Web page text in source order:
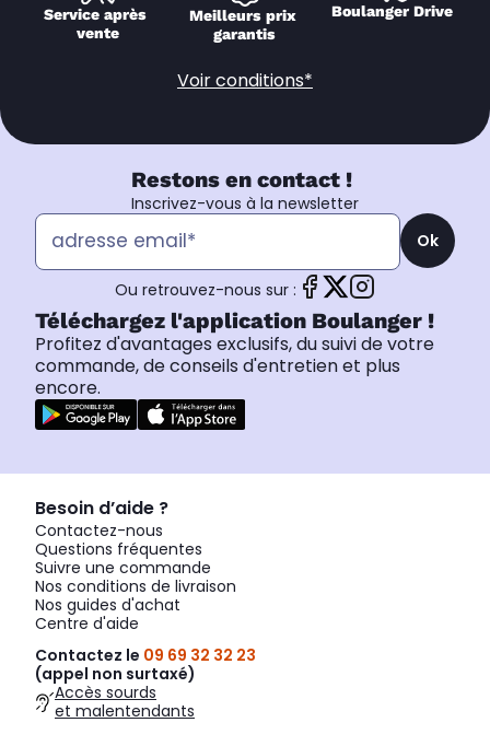
Service après
vente
Meilleurs prix
garantis
Boulanger Drive
Voir conditions*
Restons en contact !
Inscrivez-vous à la newsletter
Ok
Ou retrouvez-nous sur :
Téléchargez l'application Boulanger !
Profitez d'avantages exclusifs, du suivi de votre
commande, de conseils d'entretien et plus
encore.
Besoin d’aide ?
Contactez-nous
Questions fréquentes
Suivre une commande
Nos conditions de livraison
Nos guides d'achat
Centre d'aide
Contactez le 09 69 32 32 23
(appel non surtaxé)
Accès sourds
et malentendants